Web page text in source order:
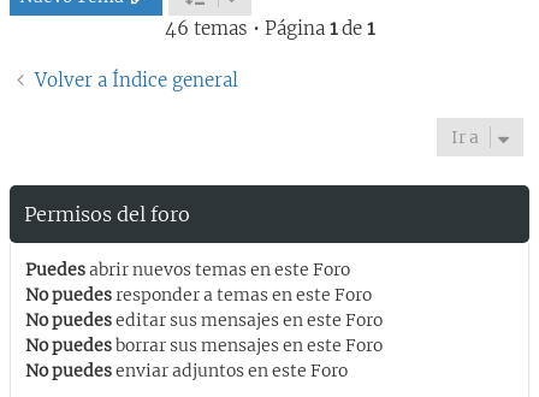
46 temas • Página 1de 1
Volver a Índice general
Ir a
Permisos del foro
Puedesabrir nuevos temas en este Foro
No puedesresponder a temas en este Foro
No puedeseditar sus mensajes en este Foro
No puedesborrar sus mensajes en este Foro
No puedesenviar adjuntos en este Foro